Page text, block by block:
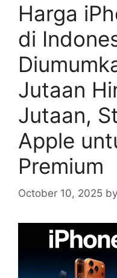
Harga
di
Jutaan
Jutaan,
Apple
Premium
October 10, 2025 by